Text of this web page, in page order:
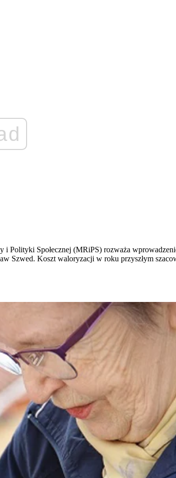
i Polityki Społecznej (MRiPS) rozważa
Szwed. Koszt waloryzacji w roku przyszłym